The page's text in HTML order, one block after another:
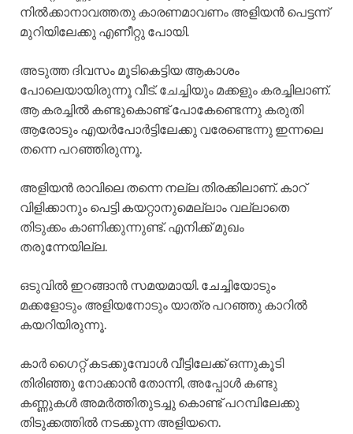
നിൽക്കാനാവത്തതു കാരണമാവണം അളിയൻ പെട്ടന്ന്
മുറിയിലേക്കു എണീറ്റു പോയി.
അടുത്ത ദിവസം മൂടികെട്ടിയ ആകാശം
പോലെയായിരുന്നൂ വീട്. ചേച്ചിയും മക്കളും കരച്ചിലാണ്.
ആ കരച്ചിൽ കണ്ടുകൊണ്ട് പോകേണ്ടെന്നു കരുതി
ആരോടും എയർപോർട്ടിലേക്കു വരേണ്ടെന്നു ഇന്നലെ
തന്നെ പറഞ്ഞിരുന്നൂ.
അളിയൻ രാവിലെ തന്നെ നല്ല തിരക്കിലാണ്. കാറ്
വിളിക്കാനും പെട്ടി കയറ്റാനുമെല്ലാം വല്ലാതെ
തിടുക്കം കാണിക്കുന്നുണ്ട്. എനിക്ക് മുഖം
തരുന്നേയില്ല.
ഒടുവിൽ ഇറങ്ങാൻ സമയമായി. ചേച്ചിയോടും
മക്കളോടും അളിയനോടും യാത്ര പറഞ്ഞു കാറിൽ
കയറിയിരുന്നൂ.
കാർ ഗൈറ്റ് കടക്കുമ്പോൾ വീട്ടിലേക്ക് ഒന്നുകൂടി
തിരിഞ്ഞു നോക്കാൻ തോന്നി, അപ്പോൾ കണ്ടു
കണ്ണുകൾ അമർത്തിതുടച്ചു കൊണ്ട് പറമ്പിലേക്കു
തിടുക്കത്തിൽ നടക്കുന്ന അളിയനെ.